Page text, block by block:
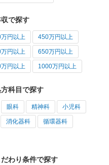
で探す
円以上 450万円以上
円以上 650万円以上
円以上 1000万円以上
科目で探す
眼科 精神科 小児科
消化器科 循環器科
わり条件で探す